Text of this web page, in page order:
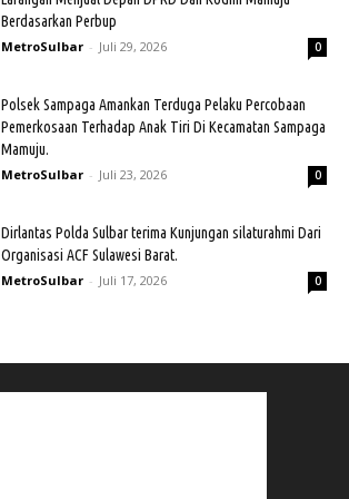
Berdasarkan Perbup
MetroSulbar - Juli 29, 2026 0
Polsek Sampaga Amankan Terduga Pelaku Percobaan
Pemerkosaan Terhadap Anak Tiri Di Kecamatan Sampaga
Mamuju.
MetroSulbar - Juli 23, 2026 0
Dirlantas Polda Sulbar terima Kunjungan silaturahmi Dari
Organisasi ACF Sulawesi Barat.
MetroSulbar - Juli 17, 2026 0